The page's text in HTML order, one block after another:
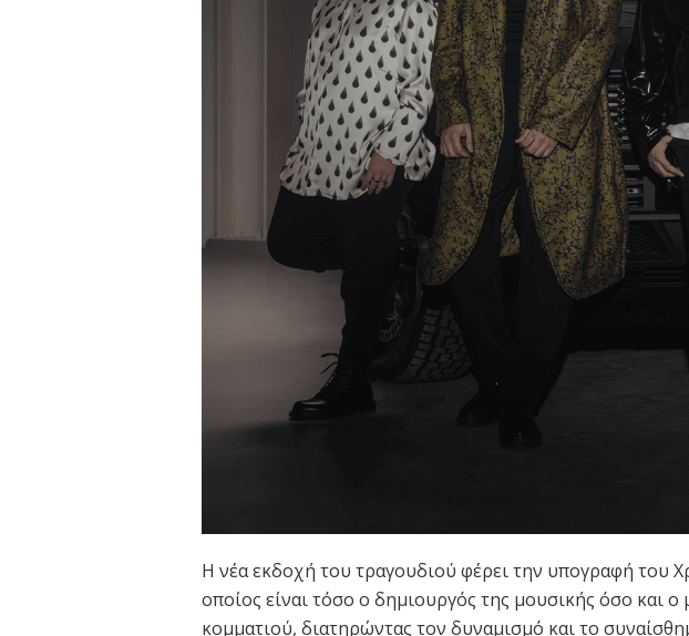
Η νέα εκδοχή του τραγουδιού φέρει την υπογραφή του
οποίος είναι τόσο ο δημιουργός της μουσικής όσο και
κομματιού, διατηρώντας τον δυναμισμό και το